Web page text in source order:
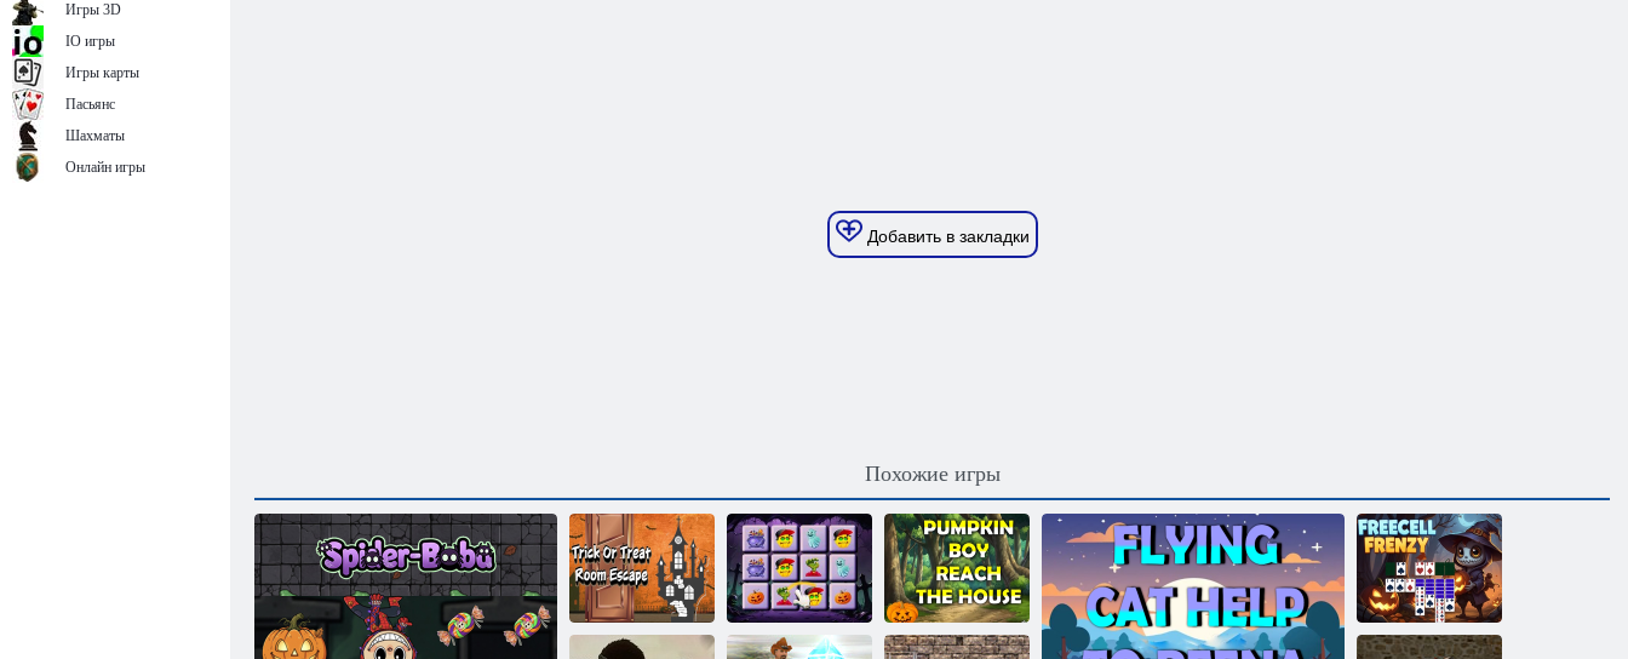
Добавить в закладки
Похожие игры
Игры 3D
IO игры
Игры карты
Пасьянс
Шахматы
Онлайн игры